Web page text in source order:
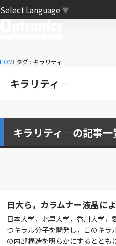
Select Language ▼
HOMEタグ : キラリティ―
キラリティ―
キラリティ―の記事一
日大ら，カラムナー液晶に
日本大学，北里大学，香川大学，
つキラル分子を開発し，このキラ
の内部構造を明らかにするととも